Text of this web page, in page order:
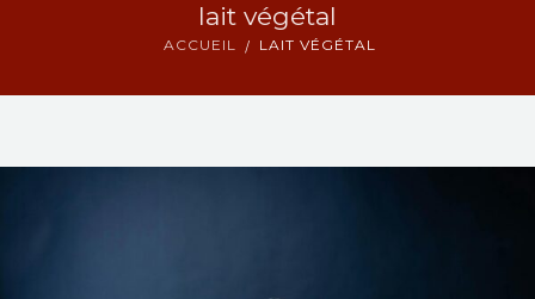
lait végétal
ACCUEIL LAIT VÉGÉTAL